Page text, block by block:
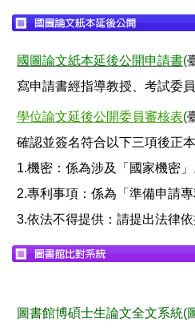
國圖論文紙本延後公開申請書(
寫申請書經指導教授、考試委
學位論文延後公開委員審核表(
確認並簽名符合以下三項後正
1.機密：係為涉及「國家機密」
2.專利事項：係為「準備申請
3.依法不得提供：請提出法律依
圖書館博碩士生論文全文系統(